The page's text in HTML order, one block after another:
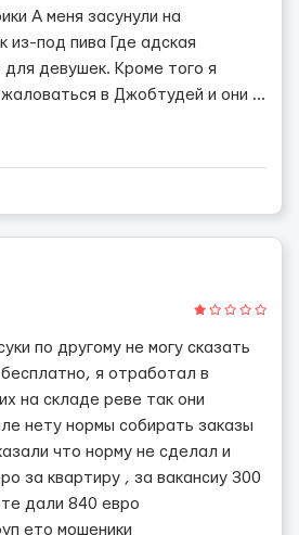
А меня засунули на
из-под пива Где адская
девушек. Кроме того я
в Джобтудей и они ...
по другому не могу сказать
я отработал в
на складе реве так они
нету нормы собирать заказы
что норму не сделал и
за квартиру , за вакансиу 300
дали 840 евро
ето мошеники